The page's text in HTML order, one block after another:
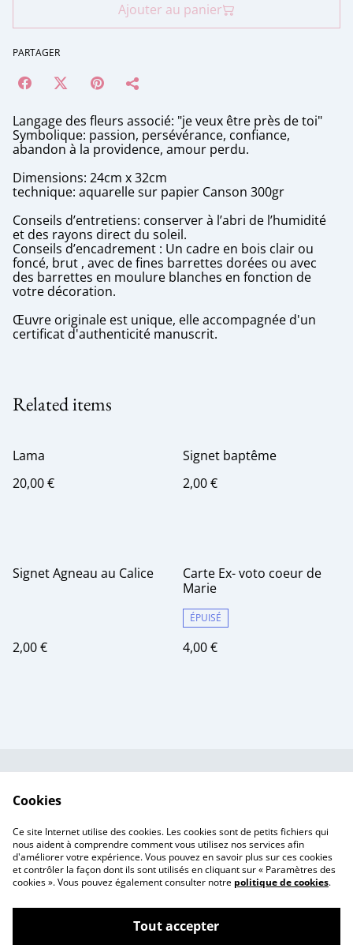
Ajouter au panier
PARTAGER
Langage des fleurs associé: "je veux être près de toi"
Symbolique: passion, persévérance, confiance,
abandon à la providence, amour perdu.
Dimensions: 24cm x 32cm
technique: aquarelle sur papier Canson 300gr
Conseils d’entretiens: conserver à l’abri de l’humidité
et des rayons direct du soleil.
Conseils d’encadrement : Un cadre en bois clair ou
foncé, brut , avec de fines barrettes dorées ou avec
des barrettes en moulure blanches en fonction de
votre décoration.
Œuvre originale est unique, elle accompagnée d'un
certificat d'authenticité manuscrit.
Related items
Lama
20,00 €
Signet baptême
2,00 €
Signet Agneau au Calice
2,00 €
Carte Ex- voto coeur de
Marie
ÉPUISÉ
4,00 €
confidentialité
Tarif des frais de port
Cookies
Ce site Internet utilise des cookies. Les cookies sont de petits fichiers qui
nous aident à comprendre comment vous utilisez nos services afin
d'améliorer votre expérience. Vous pouvez en savoir plus sur ces cookies
et contrôler la façon dont ils sont utilisés en cliquant sur « Paramètres des
cookies ». Vous pouvez également consulter notre politique de cookies.
Tout accepter